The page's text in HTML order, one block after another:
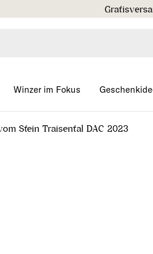
Winzer im Fokus
Stein Traisental DAC 2023